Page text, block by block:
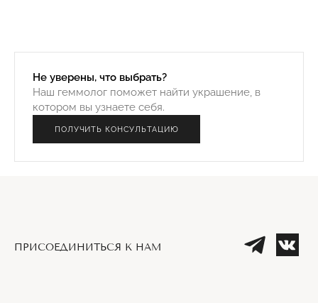
Не уверены, что выбрать?
Наш геммолог поможет найти украшение, в
котором вы узнаете себя.
ПОЛУЧИТЬ КОНСУЛЬТАЦИЮ
ПРИСОЕДИНИТЬСЯ К НАМ Телеграм
Вк